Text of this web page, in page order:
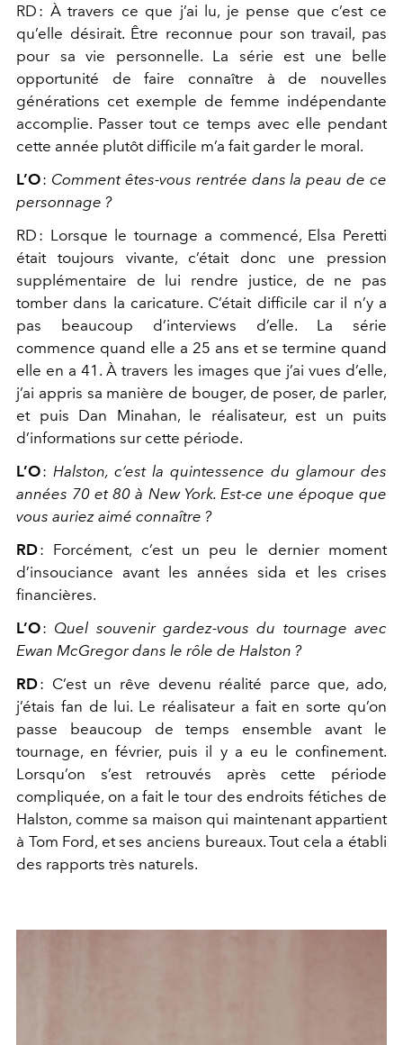
RD : À travers ce que j’ai lu, je pense que c’est ce
qu’elle désirait. Être reconnue pour son travail, pas
pour sa vie personnelle. La série est une belle
opportunité de faire connaître à de nouvelles
générations cet exemple de femme indépendante
accomplie. Passer tout ce temps avec elle pendant
cette année plutôt difficile m’a fait garder le moral.
L’O: Comment êtes-vous rentrée dans la peau de ce
personnage ?
RD : Lorsque le tournage a commencé, Elsa Peretti
était toujours vivante, c’était donc une pression
supplémentaire de lui rendre justice, de ne pas
tomber dans la caricature. C’était difficile car il n’y a
pas beaucoup d’interviews d’elle. La série
commence quand elle a 25 ans et se termine quand
elle en a 41. À travers les images que j’ai vues d’elle,
j’ai appris sa manière de bouger, de poser, de parler,
et puis Dan Minahan, le réalisateur, est un puits
d’informations sur cette période.
L’O: Halston, c’est la quintessence du glamour des
années 70 et 80 à New York. Est-ce une époque que
vous auriez aimé connaître ?
RD: Forcément, c’est un peu le dernier moment
d’insouciance avant les années sida et les crises
financières.
L’O: Quel souvenir gardez-vous du tournage avec
Ewan McGregor dans le rôle de Halston ?
RD: C’est un rêve devenu réalité parce que, ado,
j’étais fan de lui. Le réalisateur a fait en sorte qu’on
passe beaucoup de temps ensemble avant le
tournage, en février, puis il y a eu le confinement.
Lorsqu’on s’est retrouvés après cette période
compliquée, on a fait le tour des endroits fétiches de
Halston, comme sa maison qui maintenant appartient
à Tom Ford, et ses anciens bureaux. Tout cela a établi
des rapports très naturels.